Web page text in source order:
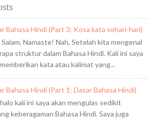
Bahasa Hindi (Part 3: Kosa kata sehari-hari)
Namaste! Nah, Setelah kita mengenal
struktur dalam Bahasa Hindi. Kali ini saya
kata atau kalimat yang...
Bahasa Hindi (Part 1: Dasar Bahasa Hindi)
kali ini saya akan mengulas sedikit
keberagaman Bahasa Hindi. Saya juga